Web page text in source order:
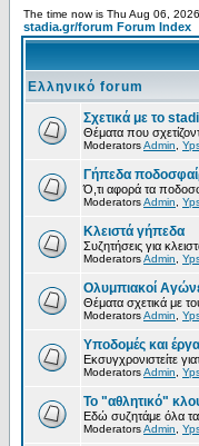
The time now is Thu Aug 06,
stadia.gr/forum Forum Index
Ελληνικό forum
Σχετικά με το
Θέματα που
ModeratorsAdmin
Γήπεδα
Ό,τι αφορά τα
ModeratorsAdmin
Κλειστά γήπεδα
Συζητήσεις για
ModeratorsAdmin
Ολυμπιακοί
Θέματα σχετικά με
ModeratorsAdmin
Υποδομές και έργα
Εκσυγχρονιστείτε
ModeratorsAdmin
Το "αθλητικό"
Εδώ συζητάμε όλα
ModeratorsAdmin